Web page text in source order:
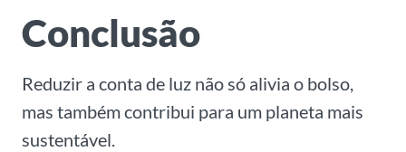
Conclusão
Reduzir a conta de luz não só alivia o bolso,
mas também contribui para um planeta mais
sustentável.